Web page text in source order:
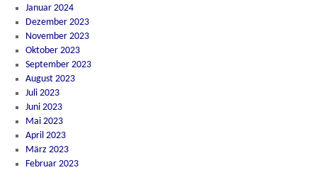
Januar 2024
Dezember 2023
November 2023
Oktober 2023
September 2023
August 2023
Juli 2023
Juni 2023
Mai 2023
April 2023
März 2023
Februar 2023